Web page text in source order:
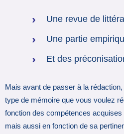
Une revue de
Une partie
Et des
Mais avant de passer à la
type de mémoire que vous voulez
fonction des compétences
mais aussi en fonction de sa